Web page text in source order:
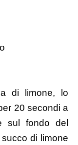
di limone, lo
20 secondi a
sul fondo del
di limone